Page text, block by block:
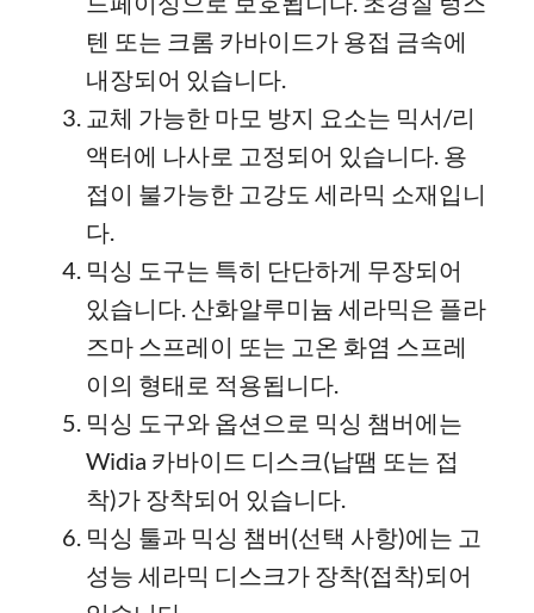
텐 또는 크롬 카바이드가 용접 금속에
내장되어 있습니다.
교체 가능한 마모 방지 요소는 믹서/리
액터에 나사로 고정되어 있습니다. 용
접이 불가능한 고강도 세라믹 소재입니
다.
믹싱 도구는 특히 단단하게 무장되어
있습니다. 산화알루미늄 세라믹은 플라
즈마 스프레이 또는 고온 화염 스프레
이의 형태로 적용됩니다.
믹싱 도구와 옵션으로 믹싱 챔버에는
Widia 카바이드 디스크(납땜 또는 접
착)가 장착되어 있습니다.
믹싱 툴과 믹싱 챔버(선택 사항)에는 고
성능 세라믹 디스크가 장착(접착)되어